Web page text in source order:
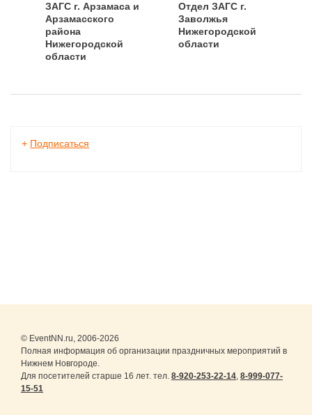
ЗАГС г. Арзамаса и
Арзамасского
района
Нижегородской
области
Отдел ЗАГС г.
Заволжья
Нижегородской
области
+ Подписаться
© EventNN.ru, 2006-2026
Полная информация об организации праздничных мероприятий в
Нижнем Новгороде.
Для посетителей старше 16 лет. тел. 8-920-253-22-14, 8-999-077-
15-51